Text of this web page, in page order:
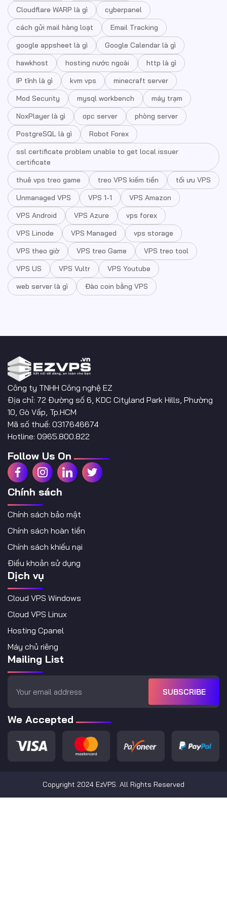
Cloudflare WARP là gì
cyberpanel
cách gửi mail hàng loạt
Email Tracking
google appsheet là gì
Google Calendar là gì
hawkhost
hosting nước ngoài
http là gì
IP tĩnh là gì
kvm vps
minecraft server
Mod Security
mysql workbench
máy trạm
NoxPlayer là gì
opc server
phòng server
PostgreSQL là gì
Robot Forex
ssl certificate problem unable to get local issuer
certificate
thuê vps treo game
treo VPS kiếm tiền
tối ưu VPS
Unmanaged VPS
VPS 1-1
VPS Amazon
VPS Android
VPS Azure
vps forex
VPS Linode
VPS Managed
vps storage
VPS theo giờ
VPS treo Game
VPS treo tool
VPS US
VPS Vultr
VPS Youtube
web server là gì
Đào coin bằng VPS
Công ty TNHH Công nghệ EZ
Địa chỉ: 72 Đường số 6, KDC Cityland Park Hills, Phường
10, Gò Vấp, Tp.HCM
Mã số thuế: 0317646674
Hotline: 0965.800.822
Follow Us On
Chính sách
Chính sách bảo mật
Chính sách hoàn tiền
Chính sách khiếu nại
Điều khoản sử dụng
Dịch vụ
Cloud VPS Windows
Cloud VPS Linux
Hosting Cpanel
Máy chủ riêng
Mailing List
SUBSCRIBE
We Accepted
Copyright 2024 EzVPS. All Rights Reserved